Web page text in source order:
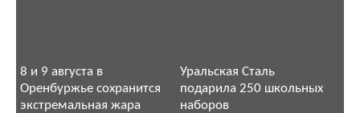
8 и 9 августа в
Оренбуржье сохранится
экстремальная жара
Уральская Сталь
подарила 250 школьных
наборов